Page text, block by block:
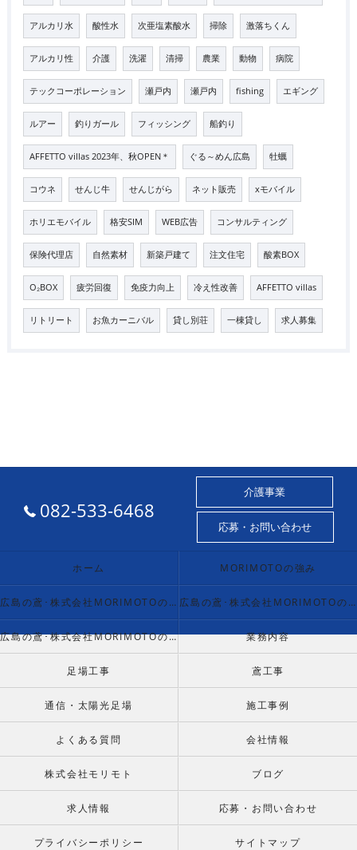
アルカリ水 酸性水 次亜塩素酸水 掃除 激落ちくん
アルカリ性 介護 洗濯 清掃 農業 動物 病院
テックコーポレーション 瀬戸内 瀬戸内 fishing エギング
ルアー 釣りガール フィッシング 船釣り
AFFETTO villas 2023年、秋OPEN＊ ぐる～めん広島 牡蠣
コウネ せんじ牛 せんじがら ネット販売 xモバイル
ホリエモバイル 格安SIM WEB広告 コンサルティング
保険代理店 自然素材 新築戸建て 注文住宅 酸素BOX
O₂BOX 疲労回復 免疫力向上 冷え性改善 AFFETTO villas
リトリート お魚カーニバル 貸し別荘 一棟貸し 求人募集
082-533-6468
介護事業
応募・お問い合わせ
ホーム MORIMOTOの強み
広島の鳶･株式会社MORIMOTOの口コミ情報 広島の鳶･株式会社MORIMOTOの評判
広島の鳶･株式会社MORIMOTOのお客様の声 業務内容
足場工事 鳶工事
通信・太陽光足場 施工事例
よくある質問 会社情報
株式会社モリモト ブログ
求人情報 応募・お問い合わせ
プライバシーポリシー サイトマップ